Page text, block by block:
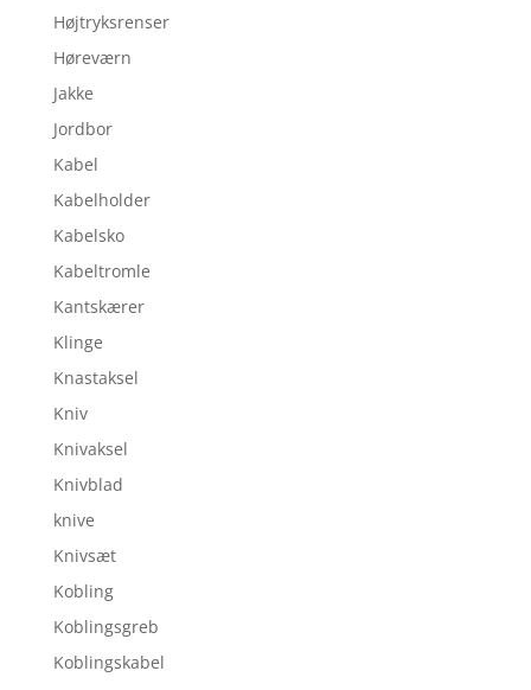
Højtryksrenser
Høreværn
Jakke
Jordbor
Kabel
Kabelholder
Kabelsko
Kabeltromle
Kantskærer
Klinge
Knastaksel
Kniv
Knivaksel
Knivblad
knive
Knivsæt
Kobling
Koblingsgreb
Koblingskabel